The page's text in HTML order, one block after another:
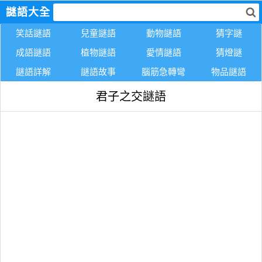
謎語大全
笑話謎語 兒童謎語 動物謎語
猜字謎
成語謎語
植物謎語 愛情謎語
猜燈謎
謎語詳解
謎語故事 腦筋急轉彎 物品謎語
君子之交謎語